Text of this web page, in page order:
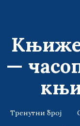
—
Тренутни број